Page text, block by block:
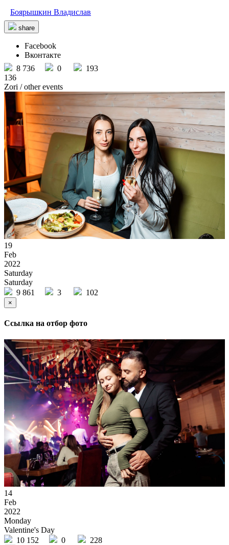
Боярышкин Владислав
share
Facebook
Вконтакте
8 736
0
193
136
Zori / other events
19
Feb
2022
Saturday
Saturday
9 861
3 102
×
Ссылка на отбор фото
14
Feb
2022
Monday
Valentine's Day
10 152
0 228